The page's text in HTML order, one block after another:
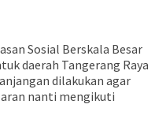
Sosial Berskala Besar
daerah Tangerang Raya
dilakukan agar
nanti mengikuti